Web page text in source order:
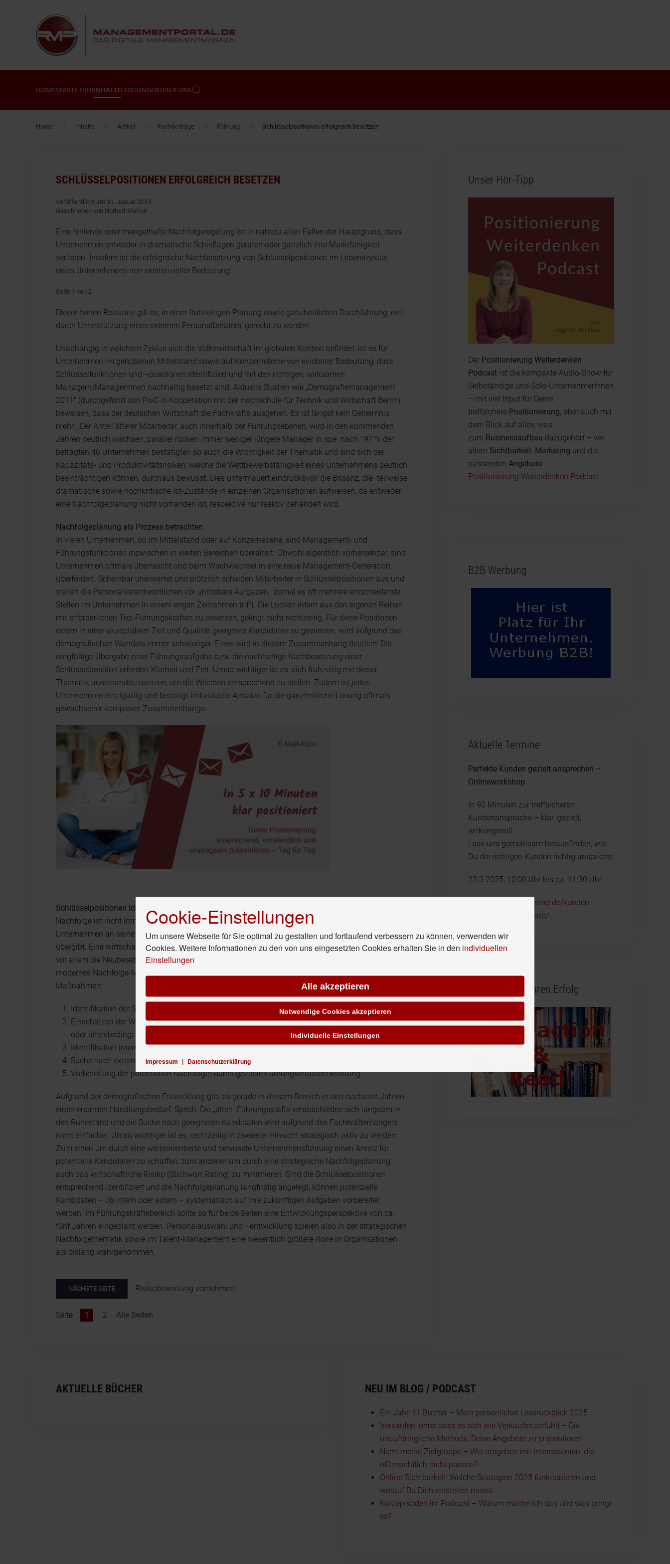
Zum Hauptinhalt springen
HOMESTARTE HIERINHALTELEISTUNGENÜBER UNS
Home Inhalte Artikel Fachbeiträge Führung Schlüsselpositionen erfolgreich besetzen
SCHLÜSSELPOSITIONEN ERFOLGREICH BESETZEN
Veröffentlicht am 31. Januar 2013
Geschrieben von Norbert Markut
Eine fehlende oder mangelhafte Nachfolgeregelung ist in nahezu allen Fällen der Hauptgrund, dass
Unternehmen entweder in dramatische Schieflagen geraten oder gänzlich ihre Marktfähigkeit
verlieren. Insofern ist die erfolgreiche Nachbesetzung von Schlüsselpositionen im Lebenszyklus
eines Unternehmens von existenzieller Bedeutung.
Seite 1 von 2
Dieser hohen Relevanz gilt es, in einer frühzeitigen Planung sowie ganzheitlichen Durchführung, evtl.
durch Unterstützung eines externen Personalberaters, gerecht zu werden.
Unabhängig in welchem Zyklus sich die Volkswirtschaft im globalen Kontext befindet, ist es für
Unternehmen im gehobenen Mittelstand sowie auf Konzernebene von evidenter Bedeutung, dass
Schlüsselfunktionen und –positionen identifiziert und mit den richtigen, wirksamen
Managern/Managerinnen nachhaltig besetzt sind. Aktuelle Studien wie „Demografiemanagement
2011" (durchgeführt von PwC in Kooperation mit der Hochschule für Technik und Wirtschaft Berlin)
beweisen, dass der deutschen Wirtschaft die Fachkräfte ausgehen. Es ist längst kein Geheimnis
mehr: „Der Anteil älterer Mitarbeiter, auch innerhalb der Führungsebenen, wird in den kommenden
Jahren deutlich wachsen, parallel rücken immer weniger jüngere Manager in spe nach." 97 % der
befragten 46 Unternehmen bestätigten so auch die Wichtigkeit der Thematik und sind sich der
Kapazitäts- und Produktivitätsrisiken, welche die Wettbewerbsfähigkeit eines Unternehmens deutlich
beeinträchtigen können, durchaus bewusst. Dies untermauert eindrucksvoll die Brisanz, die teilweise
dramatische sowie hochkritische Ist-Zustände in einzelnen Organisationen aufweisen, da entweder
eine Nachfolgeplanung nicht vorhanden ist, respektive nur reaktiv behandelt wird.
Nachfolgeplanung als Prozess betrachten
In vielen Unternehmen, ob im Mittelstand oder auf Konzernebene, sind Management- und
Führungsfunktionen inzwischen in weiten Bereichen überaltert. Obwohl eigentlich vorhersehbar, sind
Unternehmen oftmals überrascht und beim Wachwechsel in eine neue Management-Generation
überfordert. Scheinbar unerwartet und plötzlich scheiden Mitarbeiter in Schlüsselpositionen aus und
stellen die Personalverantwortlichen vor unlösbare Aufgaben, zumal es oft mehrere entscheidende
Stellen im Unternehmen in einem engen Zeitrahmen trifft. Die Lücken intern aus den eigenen Reihen
mit erforderlichen Top-Führungskräften zu besetzen, gelingt nicht rechtzeitig. Für diese Positionen
extern in einer akzeptablen Zeit und Qualität geeignete Kandidaten zu gewinnen, wird aufgrund des
demografischen Wandels immer schwieriger. Eines wird in diesem Zusammenhang deutlich: Die
sorgfältige Übergabe einer Führungsaufgabe bzw. die nachhaltige Nachbesetzung einer
Schlüsselposition erfordert Klarheit und Zeit. Umso wichtiger ist es, sich frühzeitig mit dieser
Thematik auseinanderzusetzen, um die Weichen entsprechend zu stellen. Zudem ist jedes
Unternehmen einzigartig und benötigt individuelle Ansätze für die ganzheitliche Lösung oftmals
gewachsener komplexer Zusammenhänge.
Schlüsselpositionen identifizieren
Nachfolge ist nicht immer gleichbedeutend damit, dass der Gründer oder Seniorchef das
Unternehmen an seine Nachkommen innerhalb der Familie oder an einen externen Kandidaten
übergibt. Eine wirtschaftlich nachhaltige und werteorientierte Nachfolge in Organisationen umfasst
vor allem die Neubesetzung strategischer Schlüsselpositionen bzw. bereits die Planung dafür. Ein
modernes Nachfolge-Management besteht aus einer ganzen Reihe aufeinander aufbauender
Maßnahmen:
Identifikation der Schlüsselpositionen
Einschätzen der Wahrscheinlichkeit, wann diese Schlüsselpositionen aufgrund von Fluktuation
oder altersbedingt neu besetzt werden müssen
Identifikation interner Talente, die das Potenzial für diese Schlüsselpositionen besitzen
Suche nach externen Managern
Vorbereitung der potentiellen Nachfolger durch gezielte Führungskräfteentwicklung
Aufgrund der demografischen Entwicklung gibt es gerade in diesem Bereich in den nächsten Jahren
einen enormen Handlungsbedarf. Sprich: Die „alten" Führungskräfte verabschieden sich langsam in
den Ruhestand und die Suche nach geeigneten Kandidaten wird aufgrund des Fachkräftemangels
nicht einfacher. Umso wichtiger ist es, rechtzeitig in zweierlei Hinsicht strategisch aktiv zu werden:
Zum einen um durch eine werteorientierte und bewusste Unternehmensführung einen Anreiz für
potentielle Kandidaten zu schaffen, zum anderen um durch eine strategische Nachfolgeplanung
auch das wirtschaftliche Risiko (Stichwort Rating) zu minimieren. Sind die Schlüsselpositionen
entsprechend identifiziert und die Nachfolgeplanung langfristig angelegt, können potenzielle
Kandidaten – ob intern oder extern – systematisch auf ihre zukünftigen Aufgaben vorbereitet
werden. Im Führungskräftebereich sollte so für beide Seiten eine Entwicklungsperspektive von ca.
fünf Jahren eingeplant werden. Personalauswahl und –entwicklung spielen also in der strategischen
Nachfolgethematik sowie im Talent-Management eine wesentlich größere Rolle in Organisationen
als bislang wahrgenommen.
NÄCHSTE SEITE Risikobewertung vornehmen
Seite 1 2 Alle Seiten
Unser Hör-Tipp
Der Positionierung Weiterdenken
Podcastist die kompakte Audio-Show für
Selbständige und Solo-UnternehmerInnen
– mit viel Input für Deine
treffsichere Positionierung, aber auch mit
dem Blick auf alles, was
zum Businessaufbau dazugehört – vor
allem Sichtbarkeit, Marketing und die
passenden Angebote
Positionierung Weiterdenken Podcast
B2B Werbung
Aktuelle Termine
Perfekte Kunden gezielt ansprechen –
Onlineworkshop
In 90 Minuten zur treffsicheren
Kundenansprache – klar, gezielt,
wirkungsvoll
Lass uns gemeinsam herausfinden, wie
Du die richtigen Kunden richtig ansprichst
23.3.2025, 10:00 Uhr bis ca. 11:30 Uhr
https://www.reckliesmp.de/kunden-
ansprechen-workshop/
Buchtipps für Ihren Erfolg
AKTUELLE BÜCHER NEU IM BLOG / PODCAST
Ein Jahr, 11 Bücher – Mein persönlicher Leserückblick 2025
Verkaufen, ohne dass es sich wie Verkaufen anfühlt – Die
unaufdringliche Methode, Deine Angebote zu präsentieren
Nicht meine Zielgruppe – Wie umgehen mit Interessenten, die
offensichtlich nicht passen?
Online-Sichtbarkeit: Welche Strategien 2025 funktionieren und
worauf Du Dich einstellen musst
Kurzepisoden im Podcast – Warum mache ich das und was bringt
es?
Cookie-Einstellungen
Um unsere Webseite für Sie optimal zu gestalten und fortlaufend verbessern zu können, verwenden wir
Cookies. Weitere Informationen zu den von uns eingesetzten Cookies erhalten Sie in den individuellen
Einstellungen
Alle akzeptieren
Notwendige Cookies akzeptieren
Impressum | Datenschutzerklärung
Individuelle Einstellungen